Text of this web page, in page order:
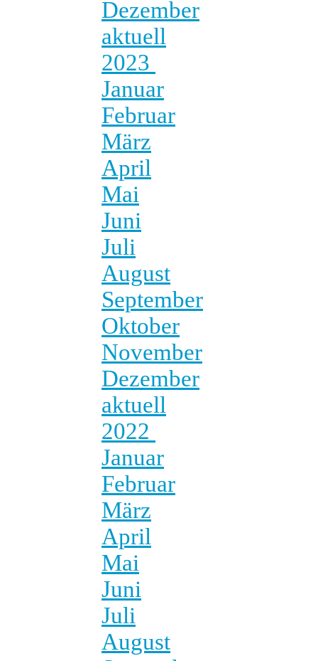
Dezember
aktuell
2023
Januar
Februar
März
April
Mai
Juni
Juli
August
September
Oktober
November
Dezember
aktuell
2022
Januar
Februar
März
April
Mai
Juni
Juli
August